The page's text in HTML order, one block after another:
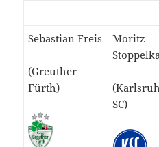
Sebastian Freis
(Greuther
Fürth)
Moritz
SC)